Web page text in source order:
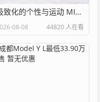
极致化的个性与运动 MINI JCW新套件官图
08-08 44820 人在看